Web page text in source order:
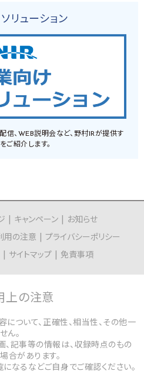
リューション
、WEB説明会など、野村IRが提供す
ご紹介します。
キャンペーン
お知らせ
用の注意
プライバシーポリシー
サイトマップ 免責事項
上の注意
ついて、正確性、相当性、その他一
ん。
、記事等の情報は、収録時点のもの
合があります。
なるなどご自身でご確認ください。